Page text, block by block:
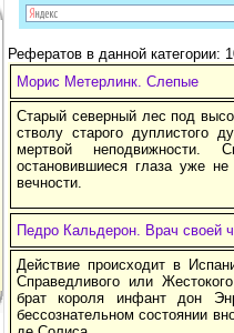
Рефератов в данной категории:
Морис Метерлинк. Слепые
Старый северный лес под
стволу старого дуплистого
мертвой неподвижности.
остановившиеся глаза уже
вечности.
Педро Кальдерон. Врач своей
Действие происходит в
Справедливого или
брат короля инфант дон
бессознательном состоянии